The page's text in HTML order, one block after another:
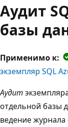
Аудит
базы
Применимо к:
экземпляр SQL
Аудит
отдельной базы
ведение